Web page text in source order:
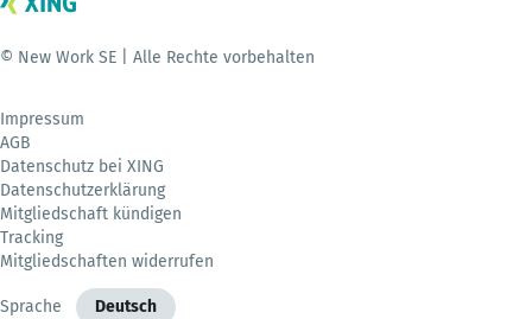
© New Work SE | Alle Rechte vorbehalten
Impressum
AGB
Datenschutz bei XING
Datenschutzerklärung
Mitgliedschaft kündigen
Tracking
Mitgliedschaften widerrufen
Sprache Deutsch